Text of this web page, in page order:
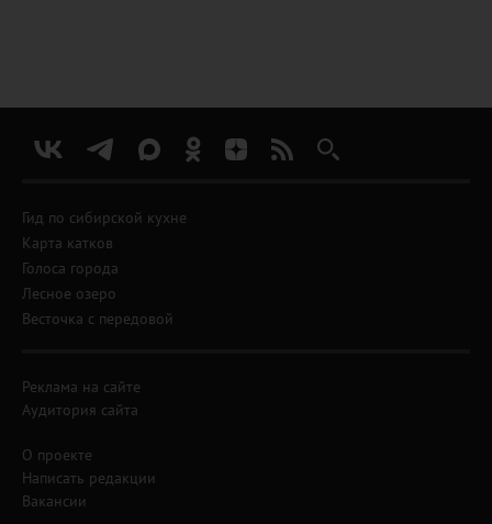
Гид по сибирской кухне
Карта катков
Голоса города
Лесное озеро
Весточка с передовой
Реклама на сайте
Аудитория сайта
О проекте
Написать редакции
Вакансии